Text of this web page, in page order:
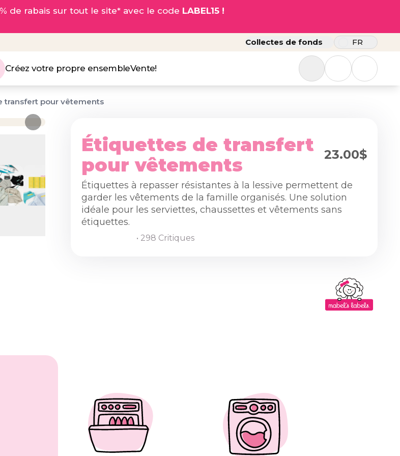
de rabais sur tout le site* avec le code LABEL15 !
Collectes de fonds FR
Créez votre propre ensembleVente!
transfert pour vêtements
Étiquettes de transfert
pour vêtements
23.00$
Étiquettes à repasser résistantes à la lessive permettent de
garder les vêtements de la famille organisés. Une solution
idéale pour les serviettes, chaussettes et vêtements sans
étiquettes.
• 298 Critiques